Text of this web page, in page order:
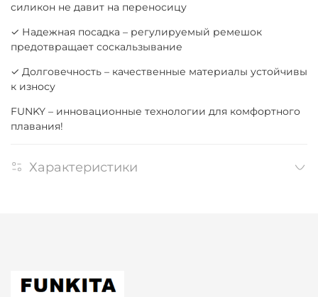
силикон не давит на переносицу
✓ Надежная посадка – регулируемый ремешок
предотвращает соскальзывание
✓ Долговечность – качественные материалы устойчивы
к износу
FUNKY – инновационные технологии для комфортного
плавания!
Характеристики